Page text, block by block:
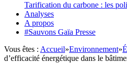
Tarification du carbone : les
Analyses
A propos
#Sauvons Gaïa Presse
Vous êtes : Accueil»Environnement»
d’efficacité énergétique dans le